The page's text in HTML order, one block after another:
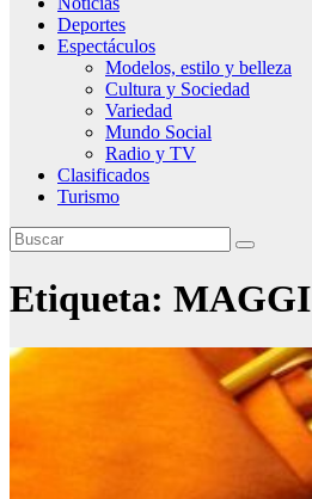
Deportes
Espectáculos
Modelos, estilo y belleza
Cultura y Sociedad
Variedad
Mundo Social
Radio y TV
Clasificados
Turismo
Etiqueta: MAGGI